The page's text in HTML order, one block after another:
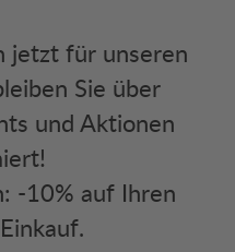
jetzt für unseren
Sie über
und Aktionen
-10% auf Ihren